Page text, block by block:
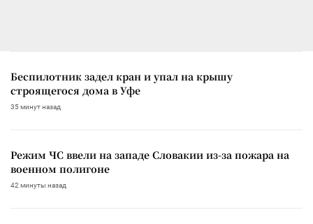
Беспилотник задел кран и упал на крышу
строящегося дома в Уфе
35 минут назад
Режим ЧС ввели на западе Словакии из-за пожара на
военном полигоне
42 минуты назад